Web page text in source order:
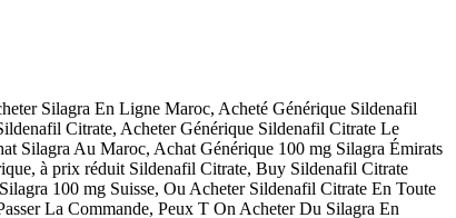
Silagra En Ligne Maroc, Acheté Générique Sildenafil
Citrate, Acheter Générique Sildenafil Citrate Le
Silagra Au Maroc, Achat Générique 100 mg Silagra Émirats
à prix réduit Sildenafil Citrate, Buy Sildenafil Citrate
100 mg Suisse, Ou Acheter Sildenafil Citrate En Toute
La Commande, Peux T On Acheter Du Silagra En